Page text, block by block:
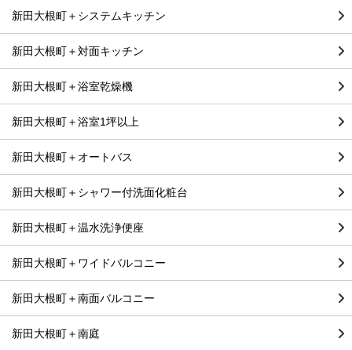
新田大根町＋システムキッチン
新田大根町＋対面キッチン
新田大根町＋浴室乾燥機
新田大根町＋浴室1坪以上
新田大根町＋オートバス
新田大根町＋シャワー付洗面化粧台
新田大根町＋温水洗浄便座
新田大根町＋ワイドバルコニー
新田大根町＋南面バルコニー
新田大根町＋南庭